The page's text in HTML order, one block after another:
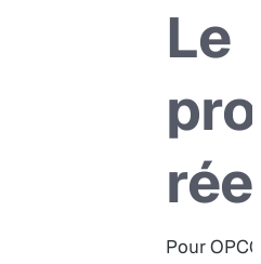
Le
Pour